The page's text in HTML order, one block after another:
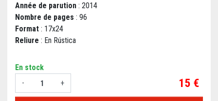
Année de parution : 2014
Nombre de pages : 96
Format : 17x24
Reliure : En Rústica
En stock
-
+ Prix
15 €